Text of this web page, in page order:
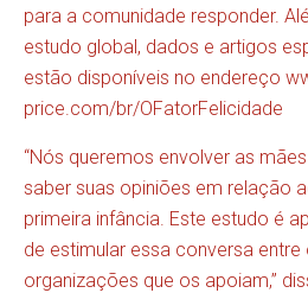
para a comunidade responder.
estudo global, dados e artigos
estão disponíveis no endereço
price.com/br/OFatorFelicidade
“Nós queremos envolver as
saber suas opiniões em relação
primeira infância. Este estudo é
de estimular essa conversa entre
organizações que os apoiam,”